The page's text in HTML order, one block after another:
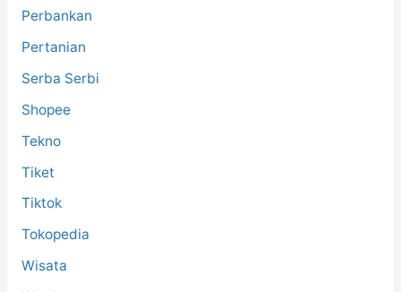
Perbankan
Pertanian
Serba Serbi
Shopee
Tekno
Tiket
Tiktok
Tokopedia
Wisata